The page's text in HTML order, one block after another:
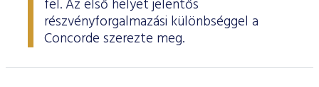
ESG Útmutató
fel. Az első helyet jelentős
részvényforgalmazási különbséggel a
Concorde szerezte meg.